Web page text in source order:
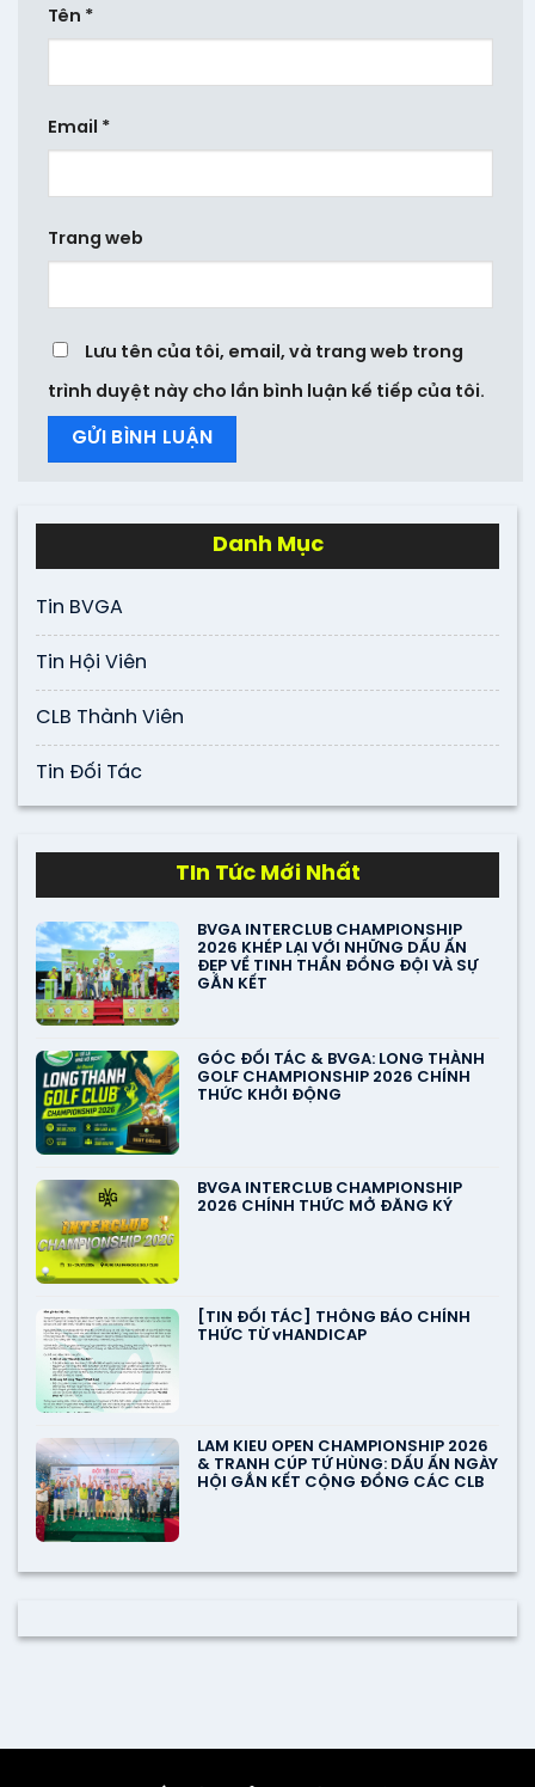
Tên *
Email *
Trang web
Lưu tên của tôi, email, và trang web trong
trình duyệt này cho lần bình luận kế tiếp của tôi.
Danh Mục
Tin BVGA
Tin Hội Viên
CLB Thành Viên
Tin Đối Tác
TIn Tức Mới Nhất
BVGA INTERCLUB CHAMPIONSHIP
2026 KHÉP LẠI VỚI NHỮNG DẤU ẤN
ĐẸP VỀ TINH THẦN ĐỒNG ĐỘI VÀ SỰ
GẮN KẾT
GÓC ĐỐI TÁC & BVGA: LONG THÀNH
GOLF CHAMPIONSHIP 2026 CHÍNH
THỨC KHỞI ĐỘNG
BVGA INTERCLUB CHAMPIONSHIP
2026 CHÍNH THỨC MỞ ĐĂNG KÝ
[TIN ĐỐI TÁC] THÔNG BÁO CHÍNH
THỨC TỪ vHANDICAP
LAM KIEU OPEN CHAMPIONSHIP 2026
& TRANH CÚP TỨ HÙNG: DẤU ẤN NGÀY
HỘI GẮN KẾT CỘNG ĐỒNG CÁC CLB